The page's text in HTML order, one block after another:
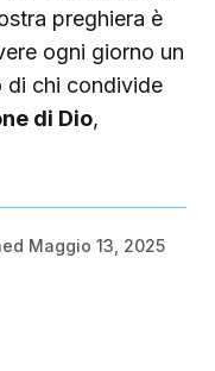
preghiera è
ogni giorno un
di chi condivide
di Dio,
Maggio 13, 2025